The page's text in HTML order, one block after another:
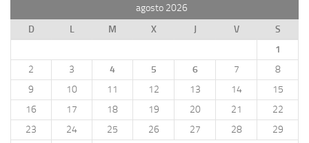
agosto 2026
D
L M X J V
S
1
2
3 4 5 6 7
8
9
10 11 12 13 14
15
16
17 18 19 20 21
22
23
24 25 26 27 28
29